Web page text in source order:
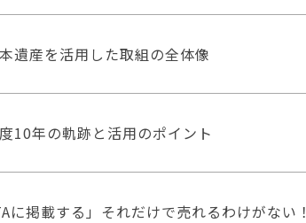
遺産を活用した取組の全体像
10年の軌跡と活用のポイント
に掲載する」それだけで売れるわけがない！